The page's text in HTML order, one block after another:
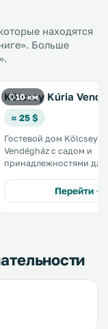
находятся
Больше
10 км
Kölcsey Kúria
≈ 25 $
Гостевой дом Kölcsey
Vendégház с садом и
принадлежностями для
в 1 часе езды от города
Ньиредьхаза. К услугам гостей
бесплатная частная
Перейти →